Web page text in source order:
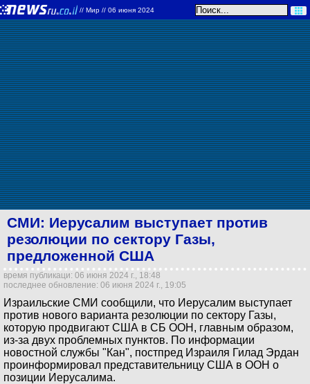
// Мир // 06 июня 2024
СМИ: Иерусалим выступает против
резолюции по сектору Газы,
предложенной США
время публикаци: 06 июня 2024 г., 18:48
последнее обновление: 06 июня 2024 г., 19:05
Израильские СМИ сообщили, что Иерусалим выступает
против нового варианта резолюции по сектору Газы,
которую продвигают США в СБ ООН, главным образом,
из-за двух проблемных пунктов. По информации
новостной службы "Кан", постпред Израиля Гилад Эрдан
проинформировал представительницу США в ООН о
позиции Иерусалима.